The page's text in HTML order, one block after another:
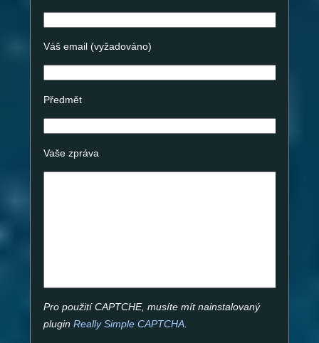
Váš email (vyžadováno)
Předmět
Vaše zpráva
Pro použití CAPTCHE, musíte mít nainstalovaný
plugin Really Simple CAPTCHA.